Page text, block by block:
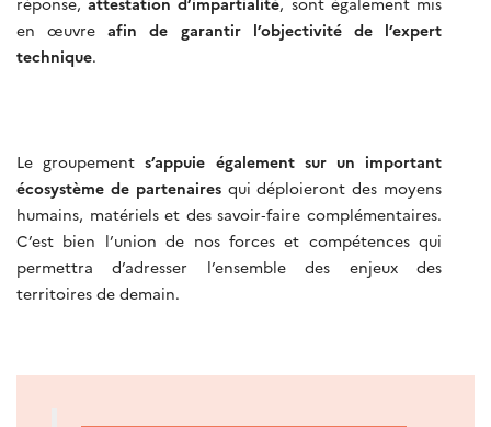
en œuvreafin de garantir l’objectivité de l’expert
technique.
Le groupements’appuie également sur un important
écosystème de partenairesqui déploieront des moyens
humains, matériels et des savoir‐faire complémentaires.
C’est bien l’union de nos forces et compétences qui
permettra d’adresser l’ensemble des enjeux des
territoires de demain.